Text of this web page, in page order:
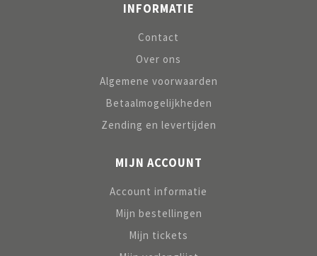
INFORMATIE
Contact
Over ons
Algemene voorwaarden
Betaalmogelijkheden
Zending en levertijden
MIJN ACCOUNT
Account informatie
Mijn bestellingen
Mijn tickets